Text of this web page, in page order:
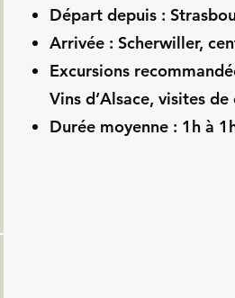
Départ depuis :
Arrivée : Scherwiller,
Excursions
Vins d’Alsace, visites
Durée moyenne : 1h à